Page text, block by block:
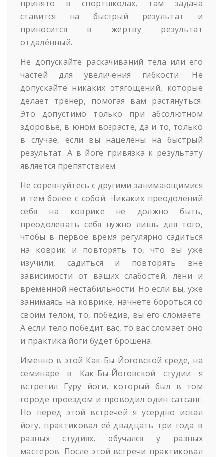
принято в спортшколах, там задача
ставится на быстрый результат и
приносится в жертву результат
отдалённый.
Не допускайте раскачиваний тела или его
частей для увеличения гибкости. Не
допускайте никаких отягощений, которые
делает тренер, помогая вам растянуться.
Это допустимо только при абсолютном
здоровье, в юном возрасте, да и то, только
в случае, если вы нацелены на быстрый
результат. А в йоге привязка к результату
является препятствием.
Не соревнуйтесь с другими занимающимися
и тем более с собой. Никаких преодолений
себя на коврике не должно быть,
преодолевать себя нужно лишь для того,
чтобы в первое время регулярно садиться
на коврик и повторять то, что вы уже
изучили, садиться и повторять вне
зависимости от ваших слабостей, лени и
временной нестабильности. Но если вы, уже
занимаясь на коврике, начнёте бороться со
своим телом, то, победив, вы его сломаете.
А если тело победит вас, то вас сломает оно
и практика йоги будет брошена.
Именно в этой Как-Бы-Йоговской среде, на
семинаре в Как-Бы-Йоговской студии я
встретил Гуру йоги, который был в том
городе проездом и проводил один сатсанг.
Но перед этой встречей я усердно искал
йогу, практиковал её двадцать три года в
разных студиях, обучался у разных
мастеров. После этой встречи практиковал